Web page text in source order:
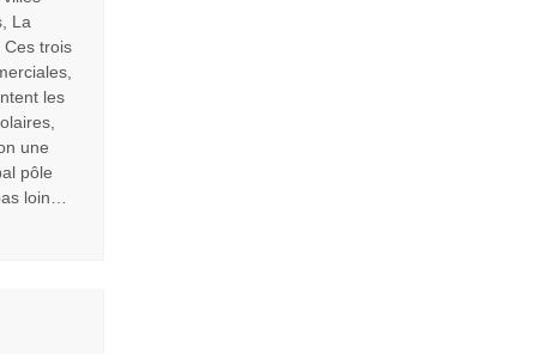
La
Ces trois
les
une
pôle
loin…